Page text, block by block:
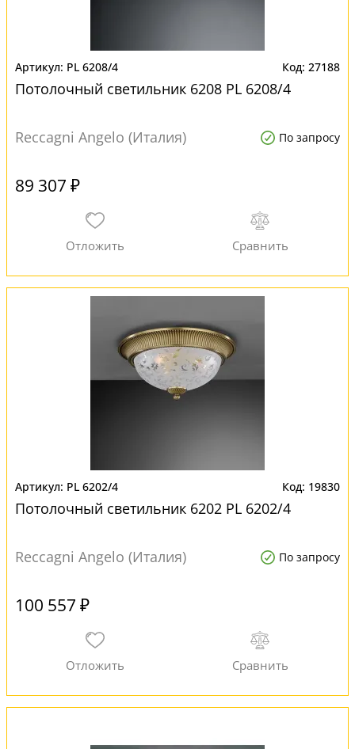
PL 6208/4 27188
Потолочный светильник 6208 PL 6208/4
Reccagni Angelo (Италия) По запросу
89 307 ₽
PL 6202/4 19830
Потолочный светильник 6202 PL 6202/4
Reccagni Angelo (Италия) По запросу
100 557 ₽